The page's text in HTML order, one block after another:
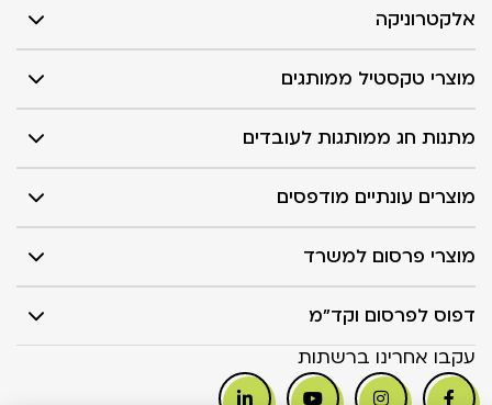
אלקטרוניקה
מוצרי טקסטיל ממותגים
מתנות חג ממותגות לעובדים
מוצרים עונתיים מודפסים
מוצרי פרסום למשרד
דפוס לפרסום וקד"מ
עקבו אחרינו ברשתות